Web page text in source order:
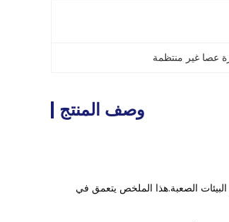
عصا غير منتظمة
وصف المنتج
الصعبة.هذا الملخص يتعمق في